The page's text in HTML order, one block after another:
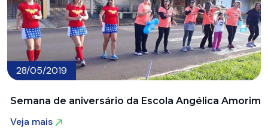
28/05/2019
Semana de aniversário da Escola Angélica Amorim
Veja mais